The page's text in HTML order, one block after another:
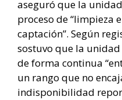
aseguró que la
proceso de “limpieza
captación”. Según
sostuvo que la
de forma continua
un rango que no
indisponibilidad